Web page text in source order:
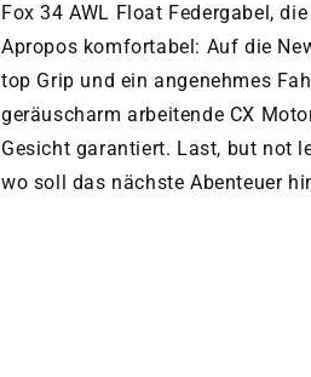
Fox 34 AWL Float Federgabel,
Apropos komfortabel: Auf die
top Grip und ein angenehmes
geräuscharm arbeitende CX
Gesicht garantiert. Last, but not
wo soll das nächste Abenteuer